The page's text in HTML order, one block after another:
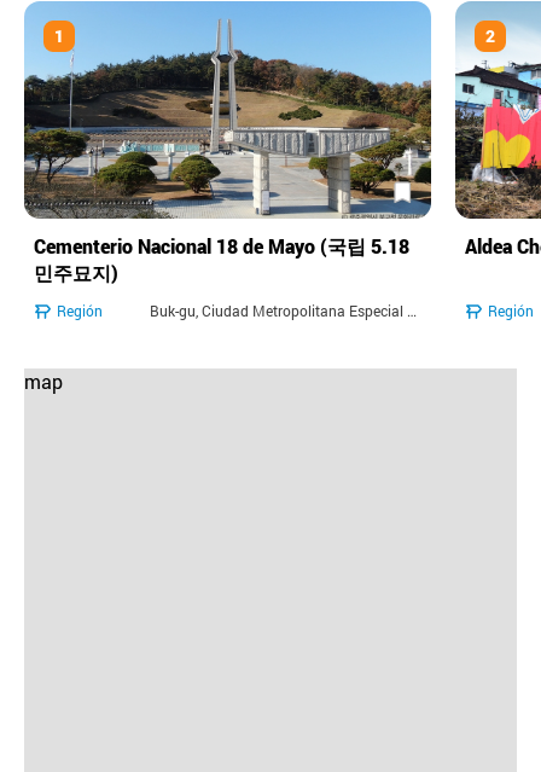
1
Cementerio Nacional 18 de Mayo (국립 5.18
민주묘지)
Región Buk-gu, Ciudad Metropolitana Especial de Jeonnam-Gwangju
2
Aldea
Región
map